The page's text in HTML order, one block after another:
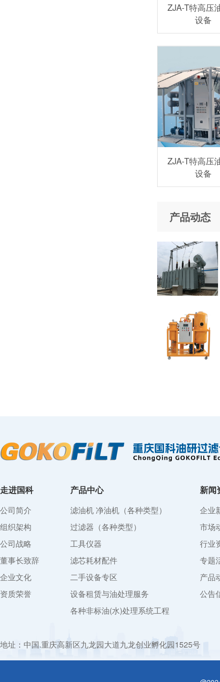
ZJA-T特高压
设备
ZJA-T特高压
设备
产品动态
走进国科
公司简介
组织架构
公司战略
董事长致辞
企业文化
资质荣誉
产品中心
滤油机 净油机（各种类型）
过滤器（各种类型）
工具仪器
滤芯耗材配件
二手设备专区
设备租赁与油处理服务
各种非标油(水)处理系统工程
新闻
企业
市场
行业
专题
产品
公告
地址：中国.重庆高新区九龙园大道九龙创业孵化园1525号